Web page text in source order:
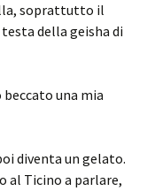
soprattutto il
della geisha di
una mia
diventa un gelato.
al Ticino a parlare,